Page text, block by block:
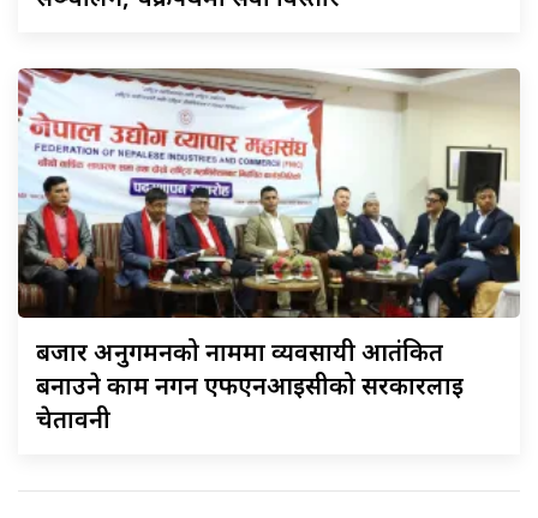
बजारअनुगमनको नाममा व्यवसायी आतंकित
बनाउने काम नगर्न एफएनआईसीको सरकारलाई
चेतावनी